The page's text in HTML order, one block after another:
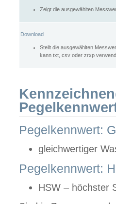
Zeigt die ausgewählten
Download
Stellt die ausgewählten
kann txt, csv oder zrxp
Pegelkennwert:
gleichwertiger
Pegelkennwert:
HSW – höchster